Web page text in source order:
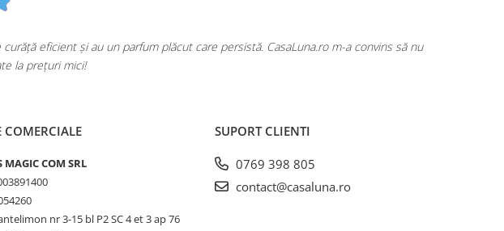
eficient și au un parfum plăcut care persistă. CasaLuna.ro m-a convins să nu
la prețuri mici!
COMERCIALE
MAGIC COM SRL
nr 3-15 bl P2 SC 4 et 3 ap 76
SUPORT CLIENTI
0769 398 805
contact@casaluna.ro